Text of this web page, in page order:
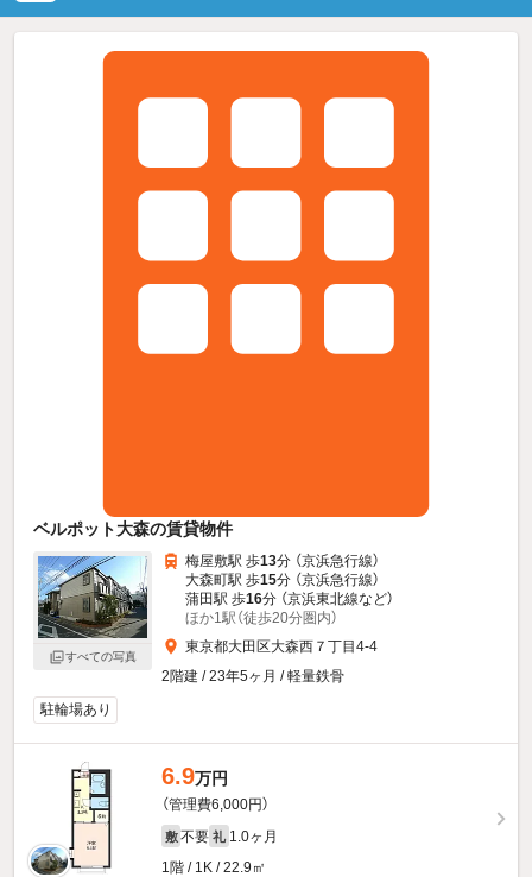
ベルポット大森の賃貸物件
すべての写真
梅屋敷駅 歩13分 （京浜急行線）
大森町駅 歩15分 （京浜急行線）
蒲田駅 歩16分 （京浜東北線など）
ほか1駅（徒歩20分圏内）
東京都大田区大森西７丁目4-4
2階建 / 23年5ヶ月 / 軽量鉄骨
駐輪場あり
6.9万円
（管理費6,000円）
敷 不要 礼 1.0ヶ月
1階 / 1K / 22.9㎡